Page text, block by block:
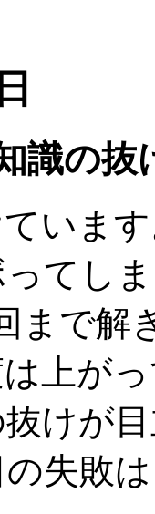
識の抜
いま
てし
まで解
上が
けが
失敗